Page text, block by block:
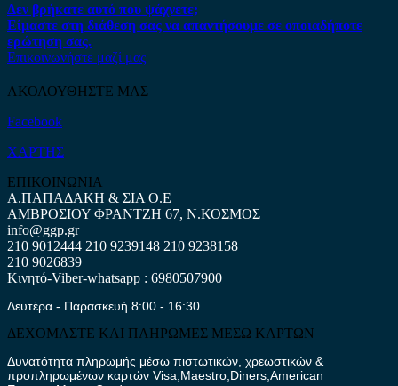
Δεν βρήκατε αυτό που ψάχνετε;
Είμαστε στη διάθεση σας να απαντήσουμε σε οποιαδήποτε
ερώτηση σας.
Επικοινωνήστε μαζί μας
ΑΚΟΛΟΥΘΗΣΤΕ ΜΑΣ
Facebook
ΧΑΡΤΗΣ
ΕΠΙΚΟΙΝΩΝΙΑ
Α.ΠΑΠΑΔΑΚΗ & ΣΙΑ Ο.Ε
ΑΜΒΡΟΣΙΟΥ ΦΡΑΝΤΖΗ 67, Ν.ΚΟΣΜΟΣ
info@ggp.gr
210 9012444 210 9239148 210 9238158
210 9026839
Κινητό-Viber-whatsapp : 6980507900
Δευτέρα - Παρασκευή 8:00 - 16:30
ΔΕΧΟΜΑΣΤΕ ΚΑΙ ΠΛΗΡΩΜΕΣ ΜΕΣΩ ΚΑΡΤΩΝ
Δυνατότητα πληρωμής μέσω πιστωτικών, χρεωστικών &
προπληρωμένων καρτών Visa,Maestro,Diners,American